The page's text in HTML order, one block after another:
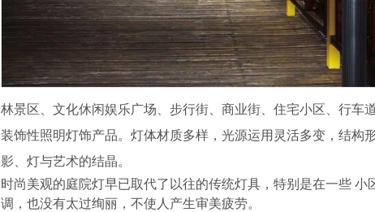
林景区、文化休闲娱乐广场、步行街、商业街、住宅小区、行车
装饰性照明灯饰产品。灯体材质多样，光源运用灵活多变，结构
影、灯与艺术的结晶。
时尚美观的庭院灯早已取代了以往的传统灯具，特别是在一些 小
调，也没有太过绚丽，不使人产生审美疲劳。